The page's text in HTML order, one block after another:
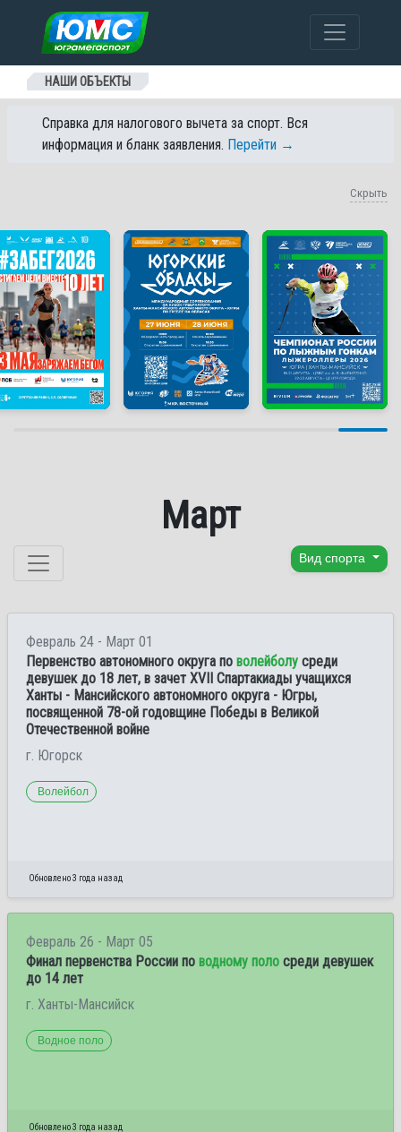
Перейти к содержанию
НАШИ ОБЪЕКТЫ
Справка для налогового вычета за спорт. Вся
информация и бланк заявления. Перейти →
Скрыть
Март
Перейти к содержанию Вид спорта
Февраль 24 - Март 01
Первенство автономного округа по волейболу среди
девушек до 18 лет, в зачет ХVII Спартакиады учащихся
Ханты - Мансийского автономного округа - Югры,
посвященной 78-ой годовщине Победы в Великой
Отечественной войне
г. Югорск
Волейбол
Обновлено 3 года назад
Февраль 26 - Март 05
Финал первенства России по водному поло среди девушек
до 14 лет
г. Ханты-Мансийск
Водное поло
Обновлено 3 года назад